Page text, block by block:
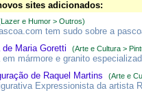
sites adicionados:
e Humor > Outros)
tem sudo sobre a
de Maria Goretti
(Arte e Cultura >
em mármore e granito
de Raquel Martins
(Arte e
Expressionista da artista